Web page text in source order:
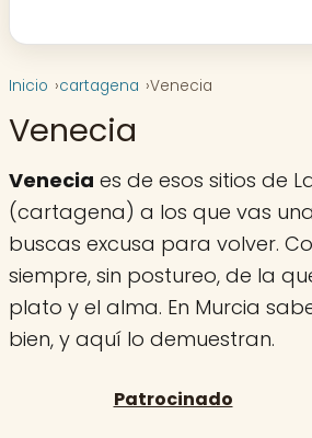
Inicio cartagena Venecia
Venecia
Venecia es de esos sitios de
(cartagena) a los que vas
buscas excusa para volver.
siempre, sin postureo, de la
plato y el alma. En Murcia
bien, y aquí lo demuestran.